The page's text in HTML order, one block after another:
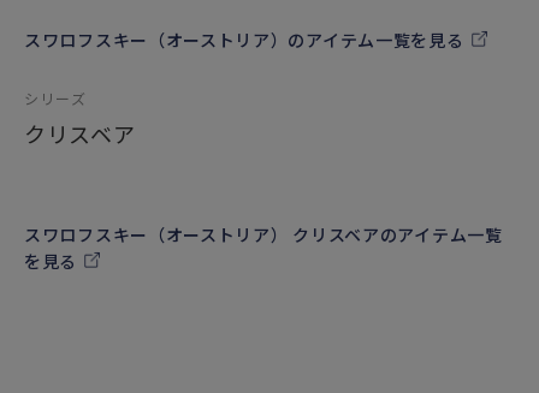
スワロフスキー（オーストリア）のアイテム一覧を見る
シリーズ
クリスベア
スワロフスキー（オーストリア） クリスベアのアイテム一覧
を見る